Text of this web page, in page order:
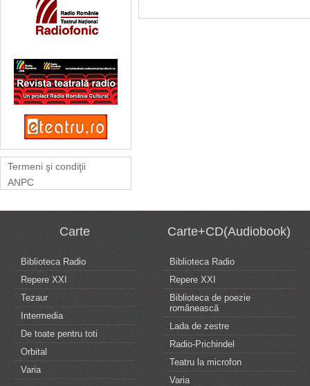
Termeni şi condiţii
ANPC
Carte
Biblioteca Radio
Repere XXI
Tezaur
Intermedia
De toate pentru toti
Orbital
Varia
Carte+CD(Audiobook)
Biblioteca Radio
Repere XXI
Biblioteca de poezie
românească
Lada de zestre
Radio-Prichindel
Teatru la microfon
Varia